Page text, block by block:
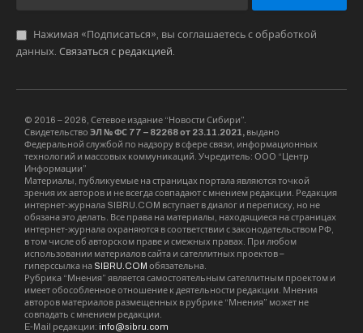
Нажимая «Подписаться», вы соглашаетесь с обработкой
данных. Связаться с редакцией.
© 2016 – 2026, Сетевое издание “Новости Сибири”.
Свидетельство ЭЛ № ФС 77 – 82268 от 23.11.2021, выдано
Федеральной службой по надзору в сфере связи, информационных
технологий и массовых коммуникаций. Учредитель: ООО “Центр
Информации”
Материалы, публикуемые на страницах портала являются точкой
зрения их авторов и не всегда совпадают с мнением редакции. Редакция
интернет-журнала SIBRU.COM вступает в диалог и переписку, но не
обязана это делать. Все права на материалы, находящиеся на страницах
интернет-журнала охраняются в соответствии с законодательством РФ,
в том числе об авторском праве и смежных правах. При любом
использовании материалов сайта и сателлитных проектов –
гиперссылка на SIBRU.COM обязательна.
Рубрика “Мнения” является самостоятельным сателлитным проектом и
имеет обособленное отношение к деятельности редакции. Мнения
авторов материалов размещенных в рубрике “Мнения” может не
совпадать с мнением редакции.
E-Mail редакции: info@sibru.com